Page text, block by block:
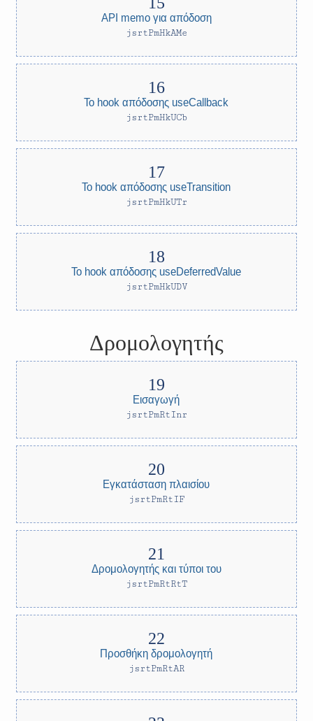
API memo για απόδοση
jsrtPmHkAMe
Το hook απόδοσης useCallback
jsrtPmHkUCb
Το hook απόδοσης useTransition
jsrtPmHkUTr
Το hook απόδοσης useDeferredValue
jsrtPmHkUDV
Δρομολογητής
Εισαγωγή
jsrtPmRtInr
Εγκατάσταση πλαισίου
jsrtPmRtIF
Δρομολογητής και τύποι του
jsrtPmRtRtT
Προσθήκη δρομολογητή
jsrtPmRtAR